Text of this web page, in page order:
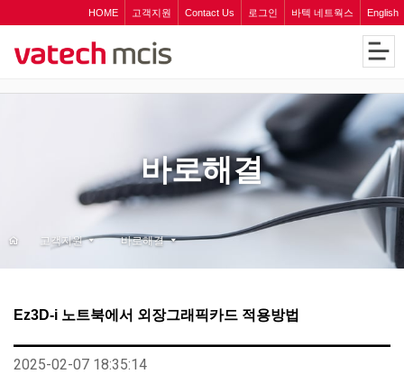
HOME 고객지원 Contact Us 로그인 바텍 네트웍스 English
바로해결
고객지원 바로해결
Ez3D-i 노트북에서 외장그래픽카드 적용방법
2025-02-07 18:35:14